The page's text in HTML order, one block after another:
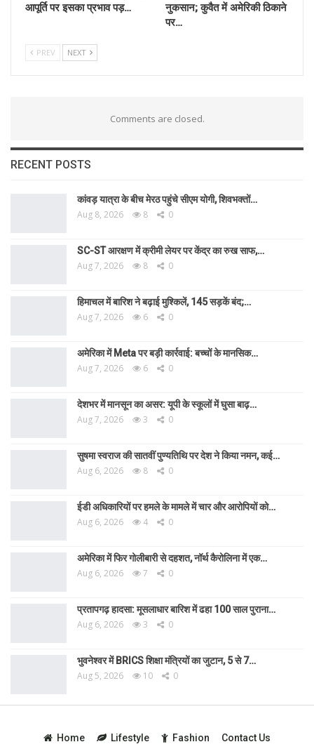
आपूर्ति पर इसका प्रभाव पड़…
नुकसान; कुवैत में अमेरिकी ठिकाने
पर…
PREV NEXT
Comments are closed.
RECENT POSTS
कांवड़ यात्रा के बीच मेरठ पहुंचे सीएम योगी, शिवभक्तों…
Aug 8, 2026 8 0
SC-ST आरक्षण में क्रीमी लेयर पर केंद्र का रुख साफ,…
Aug 7, 2026 8 0
हिमाचल में बारिश ने बढ़ाई मुश्किलें, 145 सड़कें बंद;…
Aug 7, 2026 6 0
अमेरिका में Meta पर बड़ी कार्रवाई: बच्चों के मानसिक…
Aug 7, 2026 6 0
देशभर में मानसून का असर: यूपी के स्कूलों में घुसा बाढ़…
Aug 7, 2026 3 0
सुषमा स्वराज की सातवीं पुण्यतिथि पर देश ने किया नमन, कई…
Aug 6, 2026 8 0
ईडी अधिकारियों पर हमले के मामले में चार और आरोपियों को…
Aug 6, 2026 4 0
अमेरिका में फिर गोलीबारी से दहशत, नॉर्थ कैरोलिना में एक…
Aug 6, 2026 7 0
प्रतापगढ़ हादसा: मूसलाधार बारिश में ढहा 100 साल पुराना…
Aug 6, 2026 3 0
भुवनेश्वर में BRICS शिक्षा मंत्रियों का जुटान, 5 से 7…
Aug 5, 2026 10 0
Home Lifestyle Fashion Contact Us